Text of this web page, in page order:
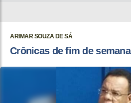
ARIMAR SOUZA DE SÁ
Crônicas de fim de semana